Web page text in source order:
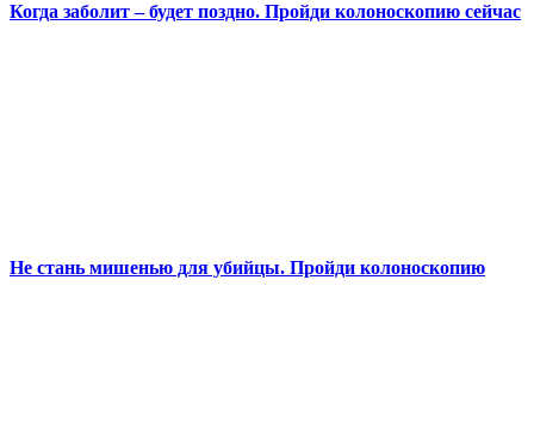
Когда заболит – будет поздно. Пройди колоноскопию сейчас
Не стань мишенью для убийцы. Пройди колоноскопию